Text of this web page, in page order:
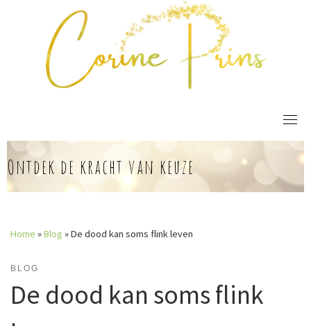
Ontdek de kracht van keuze
Home »Blog »De dood kan soms flink leven
BLOG
De dood kan soms flink